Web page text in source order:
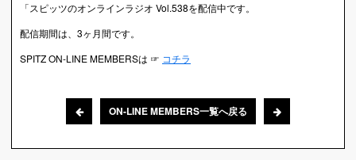
「スピッツのオンラインラジオ Vol.538を配信中です。
配信期間は、3ヶ月間です。
SPITZ ON-LINE MEMBERSは ☞ コチラ
ON-LINE MEMBERS一覧へ戻る